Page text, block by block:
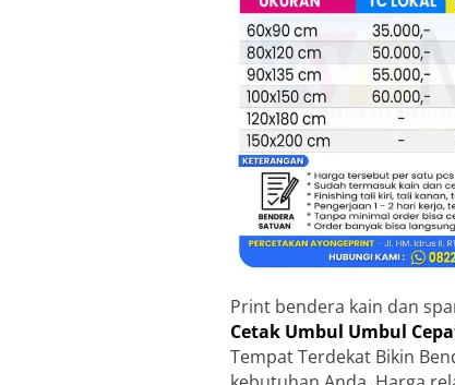
Print bendera kain dan
Cetak Umbul Umbul
Tempat Terdekat Bikin